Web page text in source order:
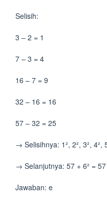
Selisih:
3 – 2 = 1
7 – 3 = 4
16 – 7 = 9
32 – 16 = 16
57 – 32 = 25
→ Selisihnya: 1², 2², 3², 4²,
→ Selanjutnya: 57 + 6² =
Jawaban: e